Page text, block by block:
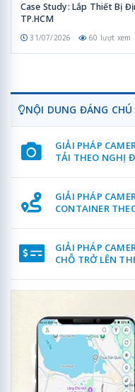
Case Study: Lắp Thiết Bị
TP.HCM
31/07/2026 60 lượt xem
NỘI DUNG ĐÁNG CHÚ
GIẢI PHÁP
TẢI THEO NGHỊ
GIẢI PHÁP
CONTAINER
GIẢI PHÁP
CHỖ TRỞ LÊN